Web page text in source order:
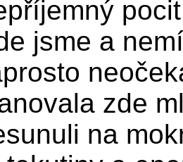
jsme a
zde
na